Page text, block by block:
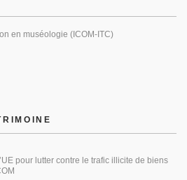
pour lutter contre le trafic illicite de biens
en muséologie (ICOM-ITC)